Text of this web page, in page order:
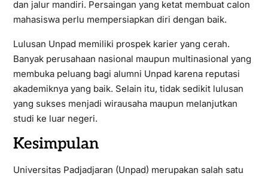
dan jalur mandiri. Persaingan yang ketat membuat calon
mahasiswa perlu mempersiapkan diri dengan baik.
Lulusan Unpad memiliki prospek karier yang cerah.
Banyak perusahaan nasional maupun multinasional yang
membuka peluang bagi alumni Unpad karena reputasi
akademiknya yang baik. Selain itu, tidak sedikit lulusan
yang sukses menjadi wirausaha maupun melanjutkan
studi ke luar negeri.
Kesimpulan
Universitas Padjadjaran (Unpad) merupakan salah satu